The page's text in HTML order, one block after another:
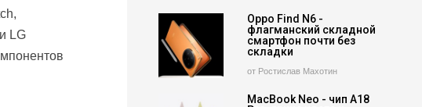
LG
Oppo Find N6 -
флагманский складной
смартфон почти без
складки
от Ростислав Махотин
MacBook Neo - чип A18